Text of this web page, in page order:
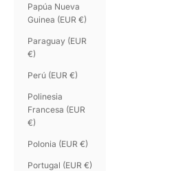
Papúa Nueva
Guinea (EUR €)
Paraguay (EUR
€)
Perú (EUR €)
Polinesia
Francesa (EUR
€)
Polonia (EUR €)
Portugal (EUR €)